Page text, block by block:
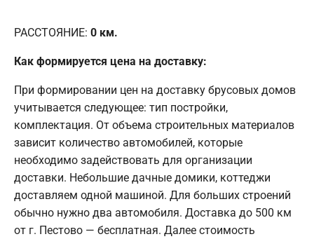
РАССТОЯНИЕ: 0 км.
Как формируется цена на доставку:
При формировании цен на доставку брусовых домов
учитывается следующее: тип постройки,
комплектация. От объема строительных материалов
зависит количество автомобилей, которые
необходимо задействовать для организации
доставки. Небольшие дачные домики, коттеджи
доставляем одной машиной. Для больших строений
обычно нужно два автомобиля. Доставка до 500 км
от г. Пестово — бесплатная. Далее стоимость